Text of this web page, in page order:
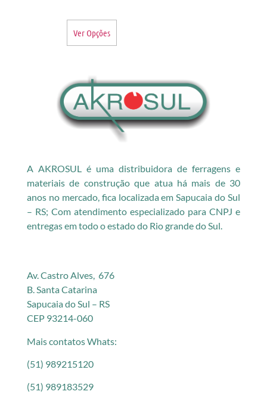
Ver Opções
A AKROSUL é uma distribuidora de ferragens e
materiais de construção que atua há mais de 30
anos no mercado, fica localizada em Sapucaia do Sul
– RS; Com atendimento especializado para CNPJ e
entregas em todo o estado do Rio grande do Sul.
Av. Castro Alves, 676
B. Santa Catarina
Sapucaia do Sul – RS
CEP 93214-060
Mais contatos Whats:
(51) 989215120
(51) 989183529